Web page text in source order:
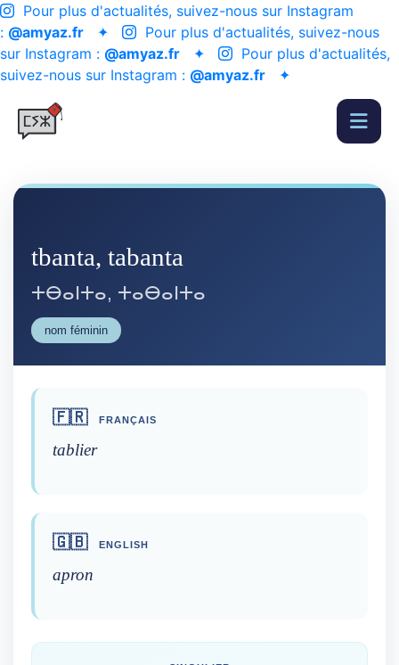
Pour plus d'actualités, suivez-nous sur Instagram
: @amyaz.fr ✦
Pour plus d'actualités, suivez-nous
sur Instagram : @amyaz.fr ✦
Pour plus d'actualités,
suivez-nous sur Instagram : @amyaz.fr ✦
tbanta, tabanta
ⵜⴱⴰⵏⵜⴰ, ⵜⴰⴱⴰⵏⵜⴰ
nom féminin
🇫🇷 FRANÇAIS
tablier
🇬🇧 ENGLISH
apron